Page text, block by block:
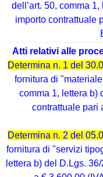
dell’art. 50, comma
importo contrattuale
Atti relativi alle
Determina n. 1 del
fornitura di
comma 1, lettera b)
contrattuale pari
Determina n. 2 del
fornitura di "servizi
lettera b) del D.Lgs.